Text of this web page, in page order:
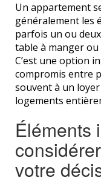
Un appartement
généralement les
parfois un ou
table à manger
C’est une option
compromis entre
souvent à un
logements
Éléments
votre